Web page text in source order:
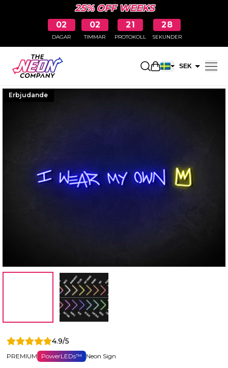
25% OFF WEEKS
02
DAGAR
02
TIMMAR
21
PROTOKOLL
27
SEKUNDER
ÖppnaSEK
Erbjudande
4.9/5
PREMIUM PowerLEDs™ Neon Sign